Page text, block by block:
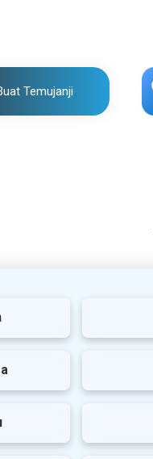
Temujanji